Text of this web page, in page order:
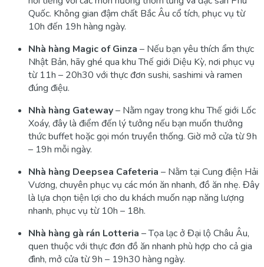
Quốc. Không gian đậm chất Bắc Âu cổ tích, phục vụ từ
10h đến 19h hàng ngày.
Nhà hàng Magic of Ginza – Nếu bạn yêu thích ẩm thực
Nhật Bản, hãy ghé qua khu Thế giới Diệu Kỳ, nơi phục vụ
từ 11h – 20h30 với thực đơn sushi, sashimi và ramen
đúng điệu.
Nhà hàng Gateway– Nằm ngay trong khu Thế giới Lốc
Xoáy, đây là điểm đến lý tưởng nếu bạn muốn thưởng
thức buffet hoặc gọi món truyền thống. Giờ mở cửa từ 9h
– 19h mỗi ngày.
Nhà hàng Deepsea Cafeteria – Nằm tại Cung điện Hải
Vương, chuyên phục vụ các món ăn nhanh, đồ ăn nhẹ. Đây
là lựa chọn tiện lợi cho du khách muốn nạp năng lượng
nhanh, phục vụ từ 10h – 18h.
Nhà hàng gà rán Lotteria – Tọa lạc ở Đại lộ Châu Âu,
quen thuộc với thực đơn đồ ăn nhanh phù hợp cho cả gia
đình, mở cửa từ 9h – 19h30 hàng ngày.